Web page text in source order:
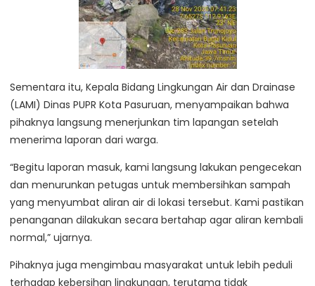
Sementara itu, Kepala Bidang Lingkungan Air dan Drainase
(LAMI) Dinas PUPR Kota Pasuruan, menyampaikan bahwa
pihaknya langsung menerjunkan tim lapangan setelah
menerima laporan dari warga.
“Begitu laporan masuk, kami langsung lakukan pengecekan
dan menurunkan petugas untuk membersihkan sampah
yang menyumbat aliran air di lokasi tersebut. Kami pastikan
penanganan dilakukan secara bertahap agar aliran kembali
normal,” ujarnya.
Pihaknya juga mengimbau masyarakat untuk lebih peduli
terhadap kebersihan lingkungan, terutama tidak